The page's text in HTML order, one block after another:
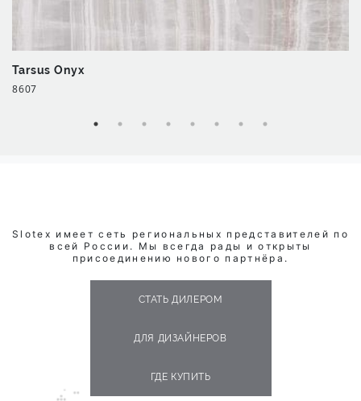
Tarsus Onyx
8607
Slotex имеет сеть региональных представителей по
всей России. Мы всегда рады и открыты
присоединению нового партнёра.
СТАТЬ ДИЛЕРОМ
ДЛЯ ДИЗАЙНЕРОВ
ГДЕ КУПИТЬ